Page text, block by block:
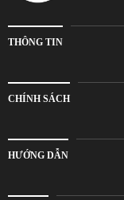
RƯỢU VANG
THÔNG TIN
CHÍNH SÁCH
HƯỚNG DẪN